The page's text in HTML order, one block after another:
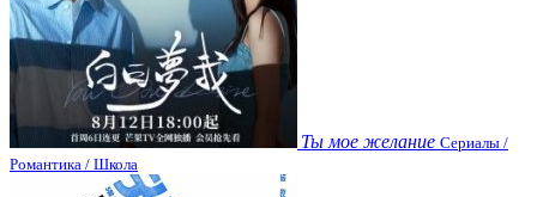
Ты мое желание Сериалы /
Романтика / Школа